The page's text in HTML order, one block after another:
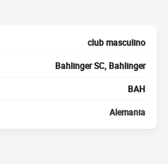
club masculino
Bahlinger SC, Bahlinger
BAH
Alemania